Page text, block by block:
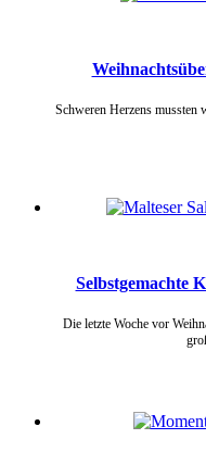
Schweren Herzens mussten
Selbstgemachte
Die letzte Woche vor